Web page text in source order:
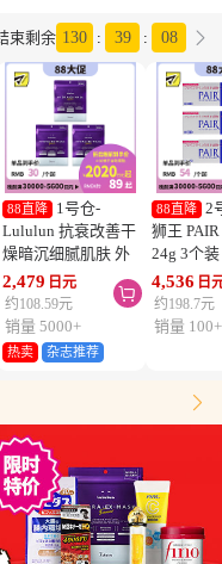
束剩余 130 : 39 : 07 
88直降
1号仓-
Lululun 抗衰改善干
燥暗沉细腻肌肤 外
泌体精华液保湿面膜
7片 3个装 Exosome
增加肌肤弹力透明感
2,479 日元
约108.59元

销量 5000+
热卖 杂志推荐
88直降
2
狮王
24g 3个
疮 去痘
舒缓炎症
类医药品
4,536 日
约198.7元
销量 100+
地区）
